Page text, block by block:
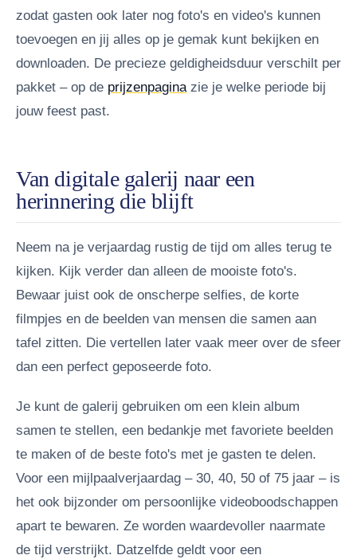
zodat gasten ook later nog foto's en video's kunnen
toevoegen en jij alles op je gemak kunt bekijken en
downloaden. De precieze geldigheidsduur verschilt per
pakket – op de prijzenpaginazie je welke periode bij
jouw feest past.
Van digitale galerij naar een
herinnering die blijft
Neem na je verjaardag rustig de tijd om alles terug te
kijken. Kijk verder dan alleen de mooiste foto's.
Bewaar juist ook de onscherpe selfies, de korte
filmpjes en de beelden van mensen die samen aan
tafel zitten. Die vertellen later vaak meer over de sfeer
dan een perfect geposeerde foto.
Je kunt de galerij gebruiken om een klein album
samen te stellen, een bedankje met favoriete beelden
te maken of de beste foto's met je gasten te delen.
Voor een mijlpaalverjaardag – 30, 40, 50 of 75 jaar – is
het ook bijzonder om persoonlijke videoboodschappen
apart te bewaren. Ze worden waardevoller naarmate
de tijd verstrijkt. Datzelfde geldt voor een